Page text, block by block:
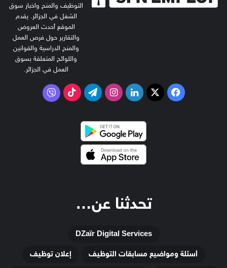
التوظيف والمنح واخبار سوق
الشغل في الجزائر. يقدم
الموقع أحدث العروض
والتقارير حول فرص العمل
والمنح الدراسية والقوانين
واللوائح المتعلقة بسوق
العمل في الجزائر.
فيسبوك
‫X لينكدإنانستقرامتيلقرام‫TikTokفايبر
تحدثنا عن…
DZaïr Digital Services
أسئلة ومواضيع مسابقات التوظيف
إعلان توظيف